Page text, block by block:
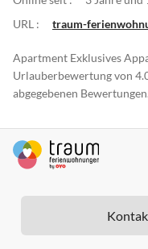
URL :
traum-
Apartment Exklusives
Urlauberbewertung von
abgegebenen Bewertungen.